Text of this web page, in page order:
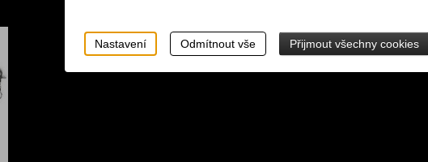
Nastavení Odmítnout vše Přijmout všechny cookies